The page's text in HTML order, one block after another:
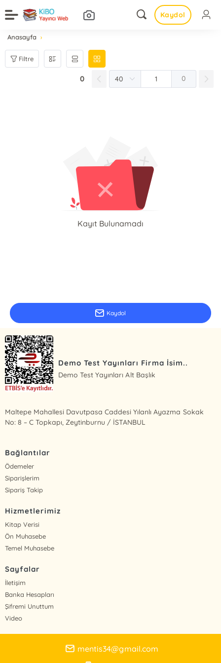
Kaydol
Anasayfa
Filtre
0 0
Kayıt Bulunamadı
Kaydol
Demo Test Yayınları Firma İsim..
Demo Test Yayınları Alt Başlık
Maltepe Mahallesi Davutpasa Caddesi Yılanlı Ayazma Sokak
No: 8 – C Topkapı, Zeytinburnu / İSTANBUL
Bağlantılar
Ödemeler
Siparişlerim
Sipariş Takip
Hizmetlerimiz
Kitap Verisi
Ön Muhasebe
Temel Muhasebe
Sayfalar
İletişim
Banka Hesapları
Şifremi Unuttum
Video
mentis34@gmail.com